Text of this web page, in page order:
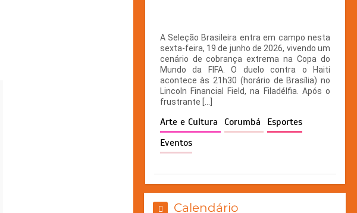
A Seleção Brasileira entra em campo nesta
sexta-feira, 19 de junho de 2026, vivendo um
cenário de cobrança extrema na Copa do
Mundo da FIFA. O duelo contra o Haiti
acontece às 21h30 (horário de Brasília) no
Lincoln Financial Field, na Filadélfia. Após o
frustrante […]
Arte e Cultura Corumbá
Esportes
Eventos
Calendário